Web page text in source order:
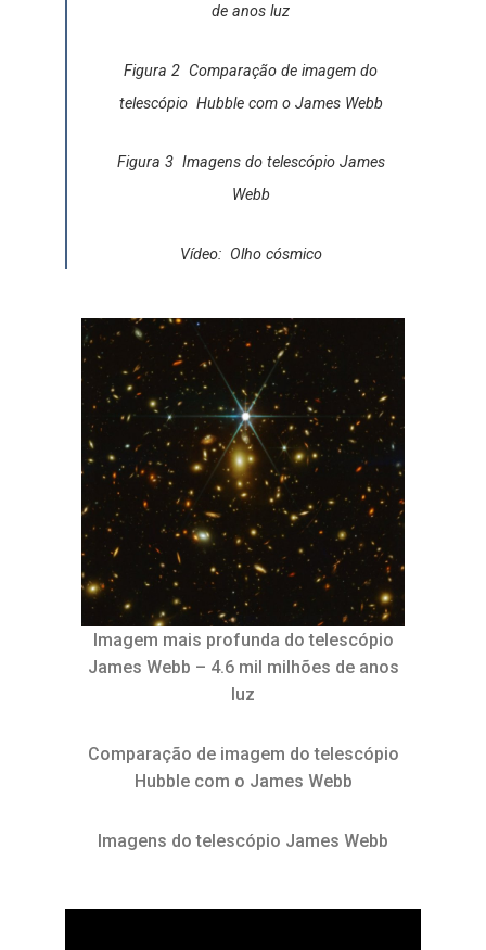
de anos luz
Figura 2 Comparação de imagem do
telescópio Hubble com o James Webb
Figura 3 Imagens do telescópio James
Webb
Vídeo: Olho cósmico
Imagem mais profunda do telescópio
James Webb – 4.6 mil milhões de anos
luz
Comparação de imagem do telescópio
Hubble com o James Webb
Imagens do telescópio James Webb